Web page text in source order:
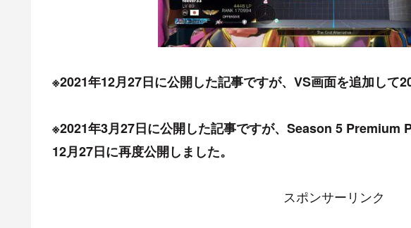
※2021年12月27日に公開した記事ですが、VS画面を追加して
※2021年3月27日に公開した記事ですが、 Season 5 Premium
12月27日に再度公開しました。
スポンサーリンク